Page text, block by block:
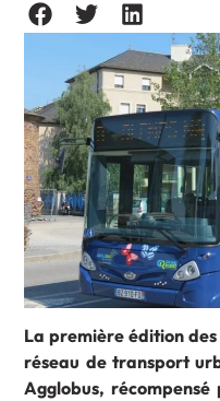
La première édition
réseau de transport
Agglobus,